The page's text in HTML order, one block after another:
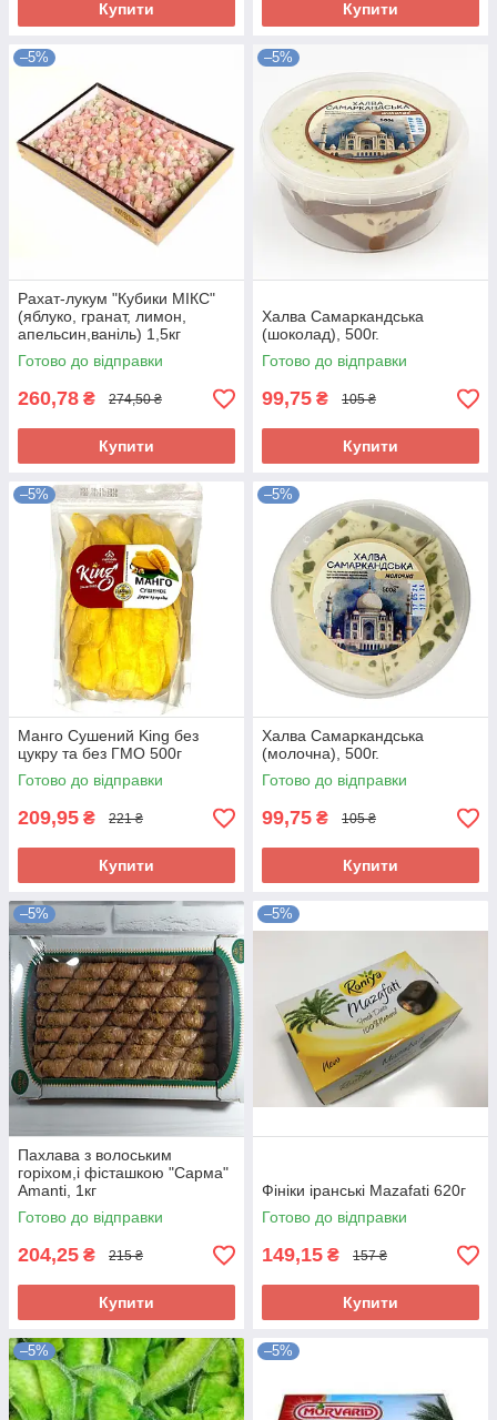
Купити Купити
–5%
Рахат-лукум "Кубики МІКС"
(яблуко, гранат, лимон,
апельсин,ваніль) 1,5кг
Готово до відправки
260,78 ₴ 274,50 ₴
Купити
–5%
Халва Самаркандська
(шоколад), 500г.
Готово до відправки
99,75 ₴ 105 ₴
Купити
–5%
Манго Сушений King без
цукру та без ГМО 500г
Готово до відправки
209,95 ₴ 221 ₴
Купити
–5%
Халва Самаркандська
(молочна), 500г.
Готово до відправки
99,75 ₴ 105 ₴
Купити
–5%
Пахлава з волоським
горіхом,і фісташкою "Сарма"
Amanti, 1кг
Готово до відправки
204,25 ₴ 215 ₴
Купити
–5%
Фініки іранські Mazafati 620г
Готово до відправки
149,15 ₴ 157 ₴
Купити
–5% –5%